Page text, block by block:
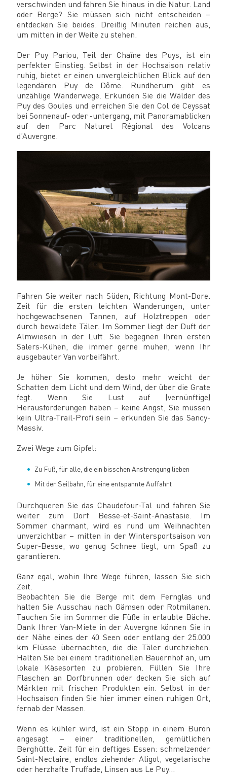
verschwinden und fahren Sie hinaus in die Natur. Land
oder Berge? Sie müssen sich nicht entscheiden –
entdecken Sie beides. Dreißig Minuten reichen aus,
um mitten in der Weite zu stehen.
Der Puy Pariou, Teil der Chaîne des Puys, ist ein
perfekter Einstieg. Selbst in der Hochsaison relativ
ruhig, bietet er einen unvergleichlichen Blick auf den
legendären Puy de Dôme. Rundherum gibt es
unzählige Wanderwege. Erkunden Sie die Wälder des
Puy des Goules und erreichen Sie den Col de Ceyssat
bei Sonnenauf- oder -untergang, mit Panoramablicken
auf den Parc Naturel Régional des Volcans
d’Auvergne.
Fahren Sie weiter nach Süden, Richtung Mont-Dore.
Zeit für die ersten leichten Wanderungen, unter
hochgewachsenen Tannen, auf Holztreppen oder
durch bewaldete Täler. Im Sommer liegt der Duft der
Almwiesen in der Luft. Sie begegnen Ihren ersten
Salers-Kühen, die immer gerne muhen, wenn Ihr
ausgebauter Van vorbeifährt.
Je höher Sie kommen, desto mehr weicht der
Schatten dem Licht und dem Wind, der über die Grate
fegt. Wenn Sie Lust auf (vernünftige)
Herausforderungen haben – keine Angst, Sie müssen
kein Ultra-Trail-Profi sein – erkunden Sie das Sancy-
Massiv.
Zwei Wege zum Gipfel:
Zu Fuß, für alle, die ein bisschen Anstrengung lieben
Mit der Seilbahn, für eine entspannte Auffahrt
Durchqueren Sie das Chaudefour-Tal und fahren Sie
weiter zum Dorf Besse-et-Saint-Anastasie. Im
Sommer charmant, wird es rund um Weihnachten
unverzichtbar – mitten in der Wintersportsaison von
Super-Besse, wo genug Schnee liegt, um Spaß zu
garantieren.
Ganz egal, wohin Ihre Wege führen, lassen Sie sich
Zeit.
Beobachten Sie die Berge mit dem Fernglas und
halten Sie Ausschau nach Gämsen oder Rotmilanen.
Tauchen Sie im Sommer die Füße in erlaubte Bäche.
Dank Ihrer Van-Miete in der Auvergne können Sie in
der Nähe eines der 40 Seen oder entlang der 25.000
km Flüsse übernachten, die die Täler durchziehen.
Halten Sie bei einem traditionellen Bauernhof an, um
lokale Käsesorten zu probieren. Füllen Sie Ihre
Flaschen an Dorfbrunnen oder decken Sie sich auf
Märkten mit frischen Produkten ein. Selbst in der
Hochsaison finden Sie hier immer einen ruhigen Ort,
fernab der Massen.
Wenn es kühler wird, ist ein Stopp in einem Buron
angesagt – einer traditionellen, gemütlichen
Berghütte. Zeit für ein deftiges Essen: schmelzender
Saint-Nectaire, endlos ziehender Aligot, vegetarische
oder herzhafte Truffade, Linsen aus Le Puy…